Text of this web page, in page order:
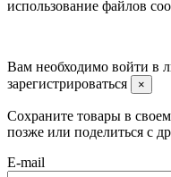
использование файлов
Вам необходимо войти в
зарегистрироваться
×
Сохраните товары в
позже или поделиться с
E-mail